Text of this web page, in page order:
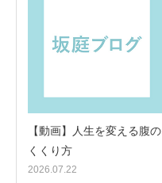
【動画】人生を変える腹の
くくり方
2026.07.22